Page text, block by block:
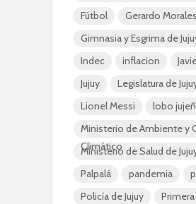
Fútbol
Gerardo Morales
Gimnasia y Esgrima de
Indec
inflacion
Jujuy
Legislatura de
Lionel Messi
lobo
Ministerio de Ambiente y
Climático
Ministerio de Salud de
Palpalá
pandemia
Policía de Jujuy